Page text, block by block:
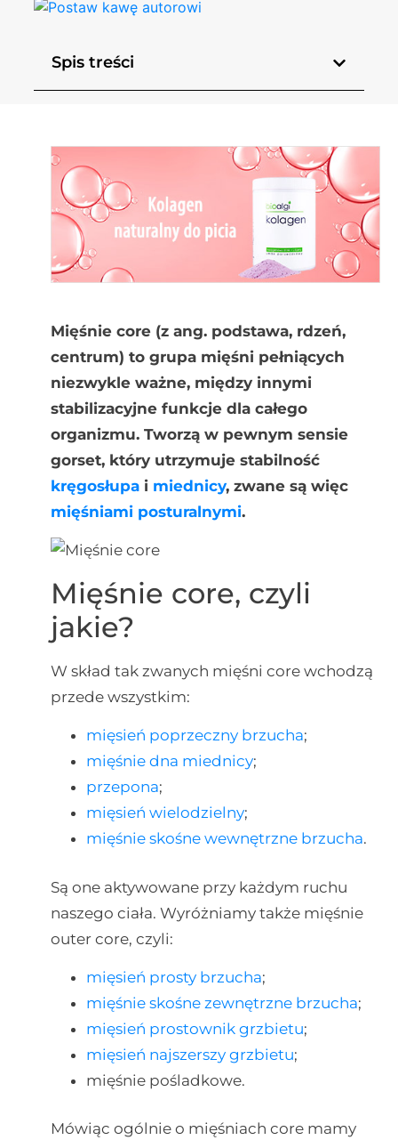
Spis treści
Mięśnie core (z ang. podstawa, rdzeń,
centrum) to grupa mięśni pełniących
niezwykle ważne, między innymi
stabilizacyjne funkcje dla całego
organizmu. Tworzą w pewnym sensie
gorset, który utrzymuje stabilność
kręgosłupai miednicy, zwane są więc
mięśniami posturalnymi.
Mięśnie core, czyli
jakie?
W skład tak zwanych mięśni core wchodzą
przede wszystkim:
mięsień poprzeczny brzucha;
mięśnie dna miednicy;
przepona;
mięsień wielodzielny;
mięśnie skośne wewnętrzne brzucha.
Są one aktywowane przy każdym ruchu
naszego ciała. Wyróżniamy także mięśnie
outer core, czyli:
mięsień prosty brzucha;
mięśnie skośne zewnętrzne brzucha;
mięsień prostownik grzbietu;
mięsień najszerszy grzbietu;
mięśnie pośladkowe.
Mówiąc ogólnie o mięśniach core mamy